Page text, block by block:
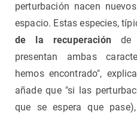
perturbación nacen
espacio. Estas especies,
de la recuperaciónde
presentan ambas
hemos encontrado", explica
añade que "si las
que se espera que